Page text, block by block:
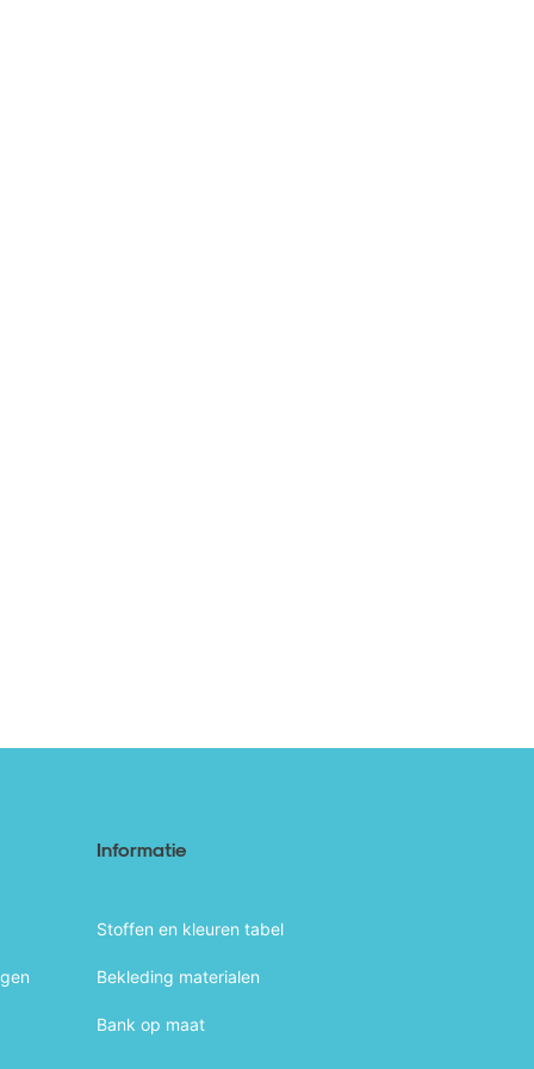
Informatie
Stoffen en kleuren tabel
Bekleding materialen
Bank op maat